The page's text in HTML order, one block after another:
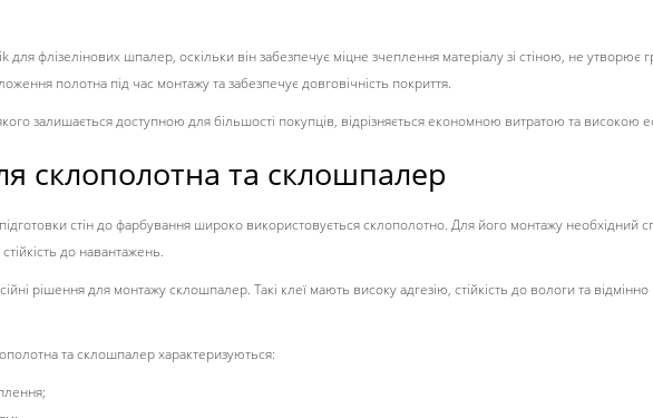
флізелінових шпалер, оскільки він забезпечує міцне зчеплення матеріалу зі стіною, не
полотна під час монтажу та забезпечує довговічність покриття.
залишається доступною для більшості покупців, відрізняється економною витратою та високою
склополотна та склошпалер
стін до фарбування широко використовується склополотно. Для його монтажу необхідний
до навантажень.
рішення для монтажу склошпалер. Такі клеї мають високу адгезію, стійкість до вологи та
та склошпалер характеризуються: